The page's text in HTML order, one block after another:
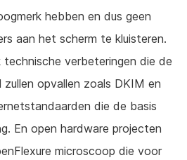
hebben en dus geen
aan het scherm te kluisteren.
verbeteringen die de
zullen opvallen zoals DKIM en
die de basis
En open hardware projecten
microscoop die voor